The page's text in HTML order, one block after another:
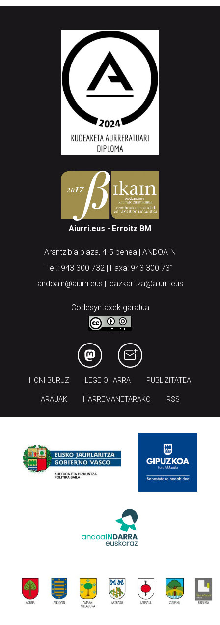
Aiurri.eus - Erroitz BM
Arantzibia plaza, 4-5 behea | ANDOAIN
Tel.: 943 300 732 | Faxa: 943 300 731
andoain@aiurri.eus | idazkaritza@aiurri.eus
Codesyntaxek garatua
HONI BURUZ LEGE OHARRA PUBLIZITATEA
ARAUAK HARREMANETARAKO RSS